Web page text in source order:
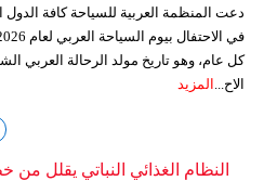
دعت المنظمة العربية للسياحة كافة الدول
كل عام، وهو تاريخ مولد الرحالة العربي
الاح... المزيد
النظام الغذائي النباتي يقلل